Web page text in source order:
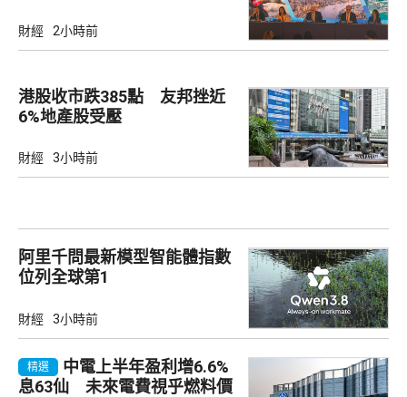
財經 2小時前
港股收市跌385點 友邦挫近
6%地產股受壓
財經 3小時前
阿里千問最新模型智能體指數
位列全球第1
財經 3小時前
精選
中電上半年盈利增6.6%
息63仙 未來電費視乎燃料價